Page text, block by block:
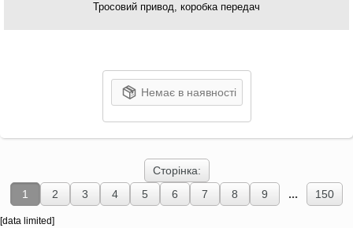
Тросовий привод, коробка передач
Немає в наявності
Сторінка:
1
2 3 4 5 6 7 8 9 ... 150
[data limited]